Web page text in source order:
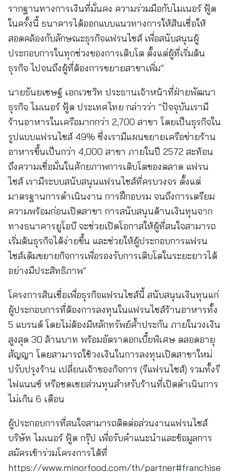
รากฐานทางการเงินที่มั่นคง ความร่วมมือกับไมเนอร์ ฟู้ด
ในครั้งนี้ ธนาคารได้ออกแบบแนวทางการให้สินเชื่อให้
สอดคล้องกับลักษณะธุรกิจแฟรนไชส์ เพื่อสนับสนุนผู้
ประกอบการในทุกช่วงของการเติบโต ตั้งแต่ผู้ที่เริ่มต้น
ธุรกิจ ไปจนถึงผู้ที่ต้องการขยายสาขาเพิ่ม”
นายธันยเชษฐ์ เอกเวชวิท ประธานเจ้าหน้าที่ฝ่ายพัฒนา
ธุรกิจ ไมเนอร์ ฟู้ด ประเทศไทย กล่าวว่า “ปัจจุบันเรามี
ร้านอาหารในเครือมากกว่า 2,700 สาขา โดยเป็นธุรกิจใน
รูปแบบแฟรนไชส์ 49% ซึ่งเรามีแผนขยายเครือข่ายร้าน
อาหารขึ้นเป็นกว่า 4,000 สาขา ภายในปี 2572 สะท้อน
ถึงความเชื่อมั่นในศักยภาพการเติบโตของตลาด แฟรน
ไชส์ เรามีระบบสนับสนุนแฟรนไชส์ที่ครบวงจร ตั้งแต่
มาตรฐานการดำเนินงาน การฝึกอบรม จนถึงการเตรียม
ความพร้อมก่อนเปิดสาขา การสนับสนุนด้านเงินทุนจาก
ทางธนาคารยูโอบี จะช่วยเปิดโอกาสให้ผู้ที่สนใจสามารถ
เริ่มต้นธุรกิจได้ง่ายขึ้น และช่วยให้ผู้ประกอบการแฟรน
ไชส์เดิมขยายกิจการเพื่อรองรับการเติบโตในระยะยาวได้
อย่างมีประสิทธิภาพ”
โครงการสินเชื่อเพื่อธุรกิจแฟรนไชส์นี้ สนับสนุนเงินทุนแก่
ผู้ประกอบการที่ต้องการลงทุนในแฟรนไชส์ร้านอาหารทั้ง
5 แบรนด์ โดยไม่ต้องมีหลักทรัพย์ค้ำประกัน ภายในวงเงิน
สูงสุด 30 ล้านบาท พร้อมอัตราดอกเบี้ยพิเศษ ตลอดอายุ
สัญญา โดยสามารถใช้วงเงินในการลงทุนเปิดสาขาใหม่
ปรับปรุงร้าน เปลี่ยนเจ้าของกิจการ (รีแฟรนไชส์) รวมทั้งรี
ไฟแนนซ์ หรือชดเชยส่วนทุนสำหรับร้านที่เปิดดำเนินการ
ไม่เกิน 6 เดือน
ผู้ประกอบการที่สนใจสามารถติดต่อส่วนงานแฟรนไชส์
บริษัท ไมเนอร์ ฟู้ด กรุ๊ป เพื่อรับคำแนะนำและข้อมูลการ
สมัครเข้าร่วมโครงการได้ที่
https://www.minorfood.com/th/partner#franchise